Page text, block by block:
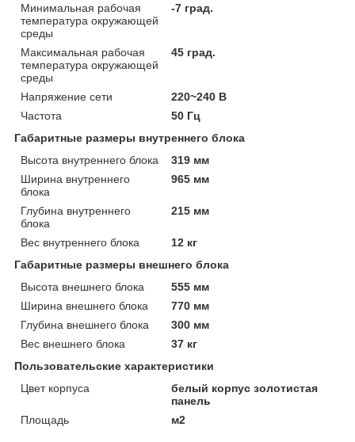
Минимальная рабочая
температура окружающей
среды
-7 град.
Максимальная рабочая
температура окружающей
среды
45 град.
Напряжение сети
220~240 В
Частота
50 Гц
Габаритные размеры внутреннего блока
Высота внутреннего блока
319 мм
Ширина внутреннего
блока
965 мм
Глубина внутреннего
блока
215 мм
Вес внутреннего блока
12 кг
Габаритные размеры внешнего блока
Высота внешнего блока
555 мм
Ширина внешнего блока
770 мм
Глубина внешнего блока
300 мм
Вес внешнего блока
37 кг
Пользовательские характеристики
Цвет корпуса
белый корпус золотистая
панель
Площадь
м2